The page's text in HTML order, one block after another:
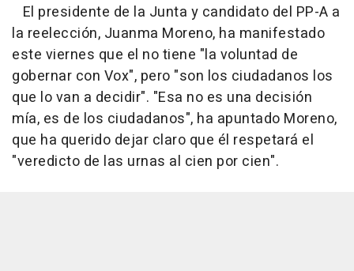
El presidente de la Junta y candidato del PP-A a
la reelección, Juanma Moreno, ha manifestado
este viernes que el no tiene "la voluntad de
gobernar con Vox", pero "son los ciudadanos los
que lo van a decidir". "Esa no es una decisión
mía, es de los ciudadanos", ha apuntado Moreno,
que ha querido dejar claro que él respetará el
"veredicto de las urnas al cien por cien".